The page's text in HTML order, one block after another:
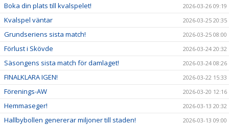
Boka din plats till kvalspelet! 2026-03-26 09:19
Kvalspel väntar 2026-03-25 20:35
Grundseriens sista match! 2026-03-25 08:00
Förlust i Skövde 2026-03-24 20:32
Säsongens sista match för damlaget! 2026-03-24 08:26
FINALKLARA IGEN! 2026-03-22 15:33
Förenings-AW 2026-03-20 12:16
Hemmaseger! 2026-03-13 20:32
Hallbybollen genererar miljoner till staden! 2026-03-13 09:00